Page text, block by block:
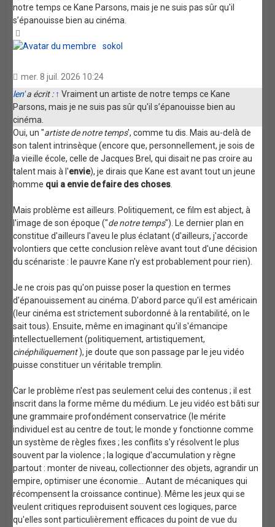
notre temps ce Kane Parsons, mais je ne suis pas sûr qu'il
s’épanouisse bien au cinéma.
sokol
mer. 8 juil. 2026 10:24
len'a écrit : ↑ Vraiment un artiste de notre temps ce Kane
Parsons, mais je ne suis pas sûr qu'il s’épanouisse bien au
cinéma.
Oui, un "artiste de notre temps', comme tu dis. Mais au-delà de
son talent intrinsèque (encore que, personnellement, je sois de
la vieille école, celle de Jacques Brel, qui disait ne pas croire au
talent mais à l'envie), je dirais que Kane est avant tout un jeune
homme qui a envie de faire des choses
Mais problème est ailleurs. Politiquement, ce film est abject, à
l'image de son époque ("de notre temps"). Le dernier plan en
constitue d'ailleurs l'aveu le plus éclatant (d'ailleurs, j'accorde
volontiers que cette conclusion relève avant tout d'une décision
du scénariste : le pauvre Kane n'y est probablement pour rien).
Je ne crois pas qu'on puisse poser la question en termes
d'épanouissement au cinéma. D'abord parce qu'il est américain
(leur cinéma est strictement subordonné à la rentabilité, on le
sait tous). Ensuite, même en imaginant qu'il s'émancipe
intellectuellement (politiquement, artistiquement,
cinéphiliquement), je doute que son passage par le jeu vidéo
puisse constituer un véritable tremplin.
Car le problème n'est pas seulement celui des contenus ; il est
inscrit dans la forme même du médium. Le jeu vidéo est bâti sur
une grammaire profondément conservatrice (le mérite
individuel est au centre de tout; le monde y fonctionne comme
un système de règles fixes ; les conflits s'y résolvent le plus
souvent par la violence ; la logique d'accumulation y règne
partout : monter de niveau, collectionner des objets, agrandir un
empire, optimiser une économie… Autant de mécaniques qui
récompensent la croissance continue). Même les jeux qui se
veulent critiques reproduisent souvent ces logiques, parce
qu'elles sont particulièrement efficaces du point de vue du